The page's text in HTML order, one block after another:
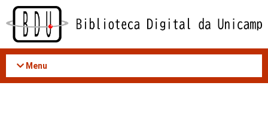
Acessar
conteúdo
Menu